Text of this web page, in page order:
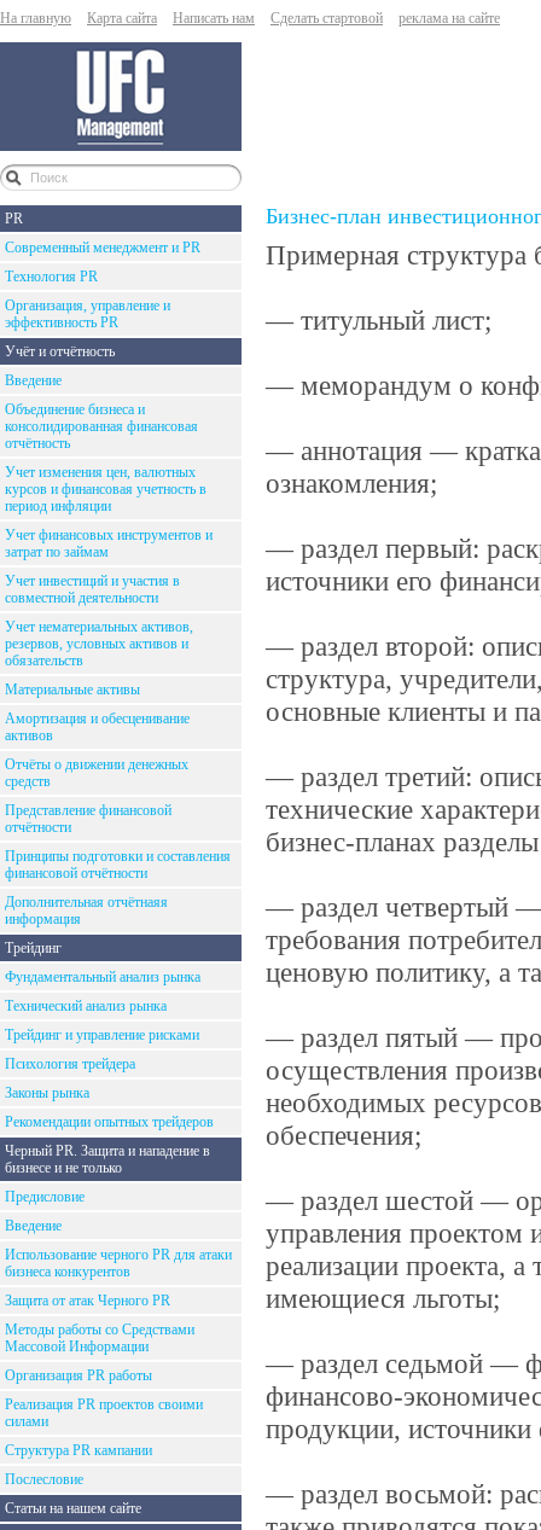
На главную Карта сайта Написать нам Сделать стартовой реклама на сайте
PR
Современный менеджмент и PR
Технология PR
Организация, управление и
эффективность PR
Учёт и отчётность
Введение
Объединение бизнеса и
консолидированная финансовая
отчётность
Учет изменения цен, валютных
курсов и финансовая учетность в
период инфляции
Учет финансовых инструментов и
затрат по займам
Учет инвестиций и участия в
совместной деятельности
Учет нематериальных активов,
резервов, условных активов и
обязательств
Материальные активы
Амортизация и обесценивание
активов
Отчёты о движении денежных
средств
Представление финансовой
отчётности
Принципы подготовки и составления
финансовой отчётности
Дополнительная отчётнаяя
информация
Трейдинг
Фундаментальный анализ рынка
Технический анализ рынка
Трейдинг и управление рисками
Психология трейдера
Законы рынка
Рекомендации опытных трейдеров
Черный PR. Защита и нападение в
бизнесе и не только
Предисловие
Введение
Использование черного PR для атаки
бизнеса конкурентов
Защита от атак Черного PR
Методы работы со Средствами
Массовой Информации
Организация PR работы
Реализация PR проектов своими
силами
Структура PR кампании
Послесловие
Статьи на нашем сайте
Бизнес-план
Примерная структура
— титульный лист;
— меморандум о
— аннотация —
ознакомления;
— раздел первый:
источники его
— раздел второй:
структура,
основные клиенты и
— раздел третий:
технические
бизнес-планах
— раздел четвертый —
требования
ценовую политику, а
— раздел пятый —
осуществления
необходимых
обеспечения;
— раздел шестой —
управления проектом
реализации проекта,
имеющиеся льготы;
— раздел седьмой —
финансово-
продукции,
— раздел восьмой: